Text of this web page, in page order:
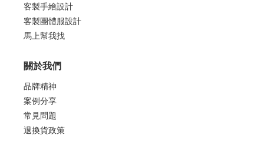
客製手繪設計
客製團體服設計
馬上幫我找
關於我們
品牌精神
案例分享
常見問題
退換貨政策